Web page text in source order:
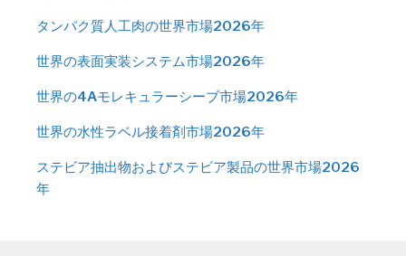
タンパク質人工肉の世界市場2026年
世界の表面実装システム市場2026年
世界の4Aモレキュラーシーブ市場2026年
世界の水性ラベル接着剤市場2026年
ステビア抽出物およびステビア製品の世界市場2026
年